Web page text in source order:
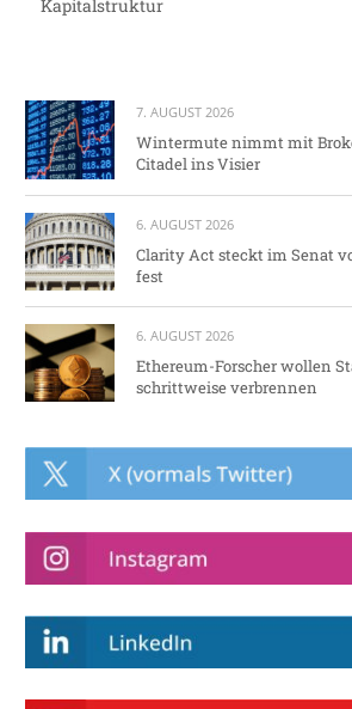
Kapitalstruktur
7. AUGUST 2026
Wintermute nimmt mit
Citadel ins Visier
6. AUGUST 2026
Clarity Act steckt im Senat
fest
6. AUGUST 2026
Ethereum-Forscher wollen
schrittweise verbrennen